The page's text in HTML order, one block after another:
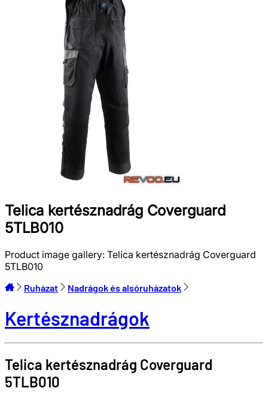
Telica kertésznadrág Coverguard
5TLB010
Product image gallery: Telica kertésznadrág Coverguard
5TLB010
Ruházat Nadrágok és alsóruházatok
Kertésznadrágok
Telica kertésznadrág Coverguard
5TLB010